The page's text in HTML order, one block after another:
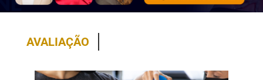
AVALIAÇÃO